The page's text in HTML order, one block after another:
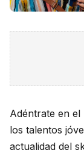
Adéntrate en el
los talentos
actualidad del